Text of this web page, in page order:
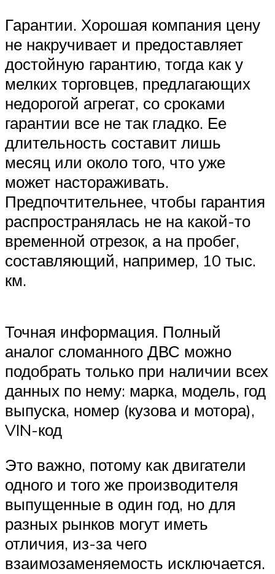
Гарантии. Хорошая компания цену
не накручивает и предоставляет
достойную гарантию, тогда как у
мелких торговцев, предлагающих
недорогой агрегат, со сроками
гарантии все не так гладко. Ее
длительность составит лишь
месяц или около того, что уже
может настораживать.
Предпочтительнее, чтобы гарантия
распространялась не на какой-то
временной отрезок, а на пробег,
составляющий, например, 10 тыс.
км.
Точная информация. Полный
аналог сломанного ДВС можно
подобрать только при наличии всех
данных по нему: марка, модель, год
выпуска, номер (кузова и мотора),
VIN-код
Это важно, потому как двигатели
одного и того же производителя
выпущенные в один год, но для
разных рынков могут иметь
отличия, из-за чего
взаимозаменяемость исключается.